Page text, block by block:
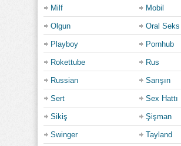
Milf Mobil
Olgun Oral Seks
Playboy Pornhub
Rokettube Rus
Russian Sarışın
Sert Sex Hattı
Sikiş Şişman
Swinger Tayland